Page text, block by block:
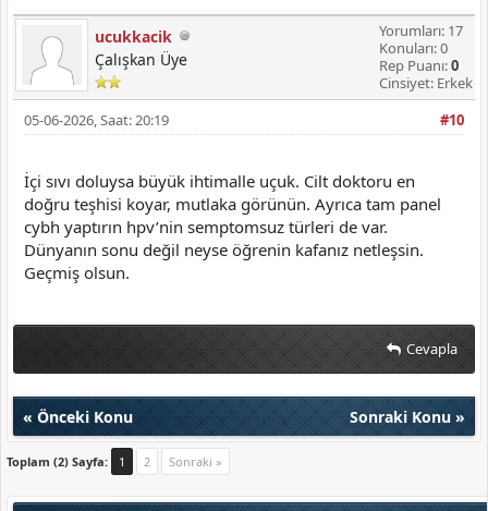
ucukkacik
Çalışkan Üye
Yorumları: 17
Konuları: 0
Rep Puanı:0
Cinsiyet: Erkek
#10
05-06-2026, Saat: 20:19
İçi sıvı doluysa büyük ihtimalle uçuk. Cilt doktoru en
doğru teşhisi koyar, mutlaka görünün. Ayrıca tam panel
cybh yaptırın hpv’nin semptomsuz türleri de var.
Dünyanın sonu değil neyse öğrenin kafanız netleşsin.
Geçmiş olsun.
Cevapla
«Önceki Konu Sonraki Konu»
Toplam (2) Sayfa: 1 2 Sonraki »